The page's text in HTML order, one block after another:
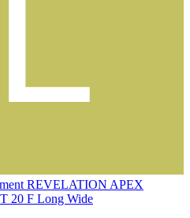
REVELATION APEX
20 F Long Wide